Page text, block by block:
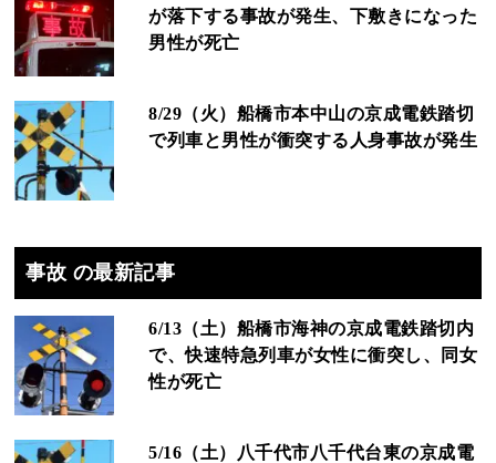
が落下する事故が発生、下敷きになった
男性が死亡
8/29（火）船橋市本中山の京成電鉄踏切
で列車と男性が衝突する人身事故が発生
事故 の最新記事
6/13（土）船橋市海神の京成電鉄踏切内
で、快速特急列車が女性に衝突し、同女
性が死亡
5/16（土）八千代市八千代台東の京成電